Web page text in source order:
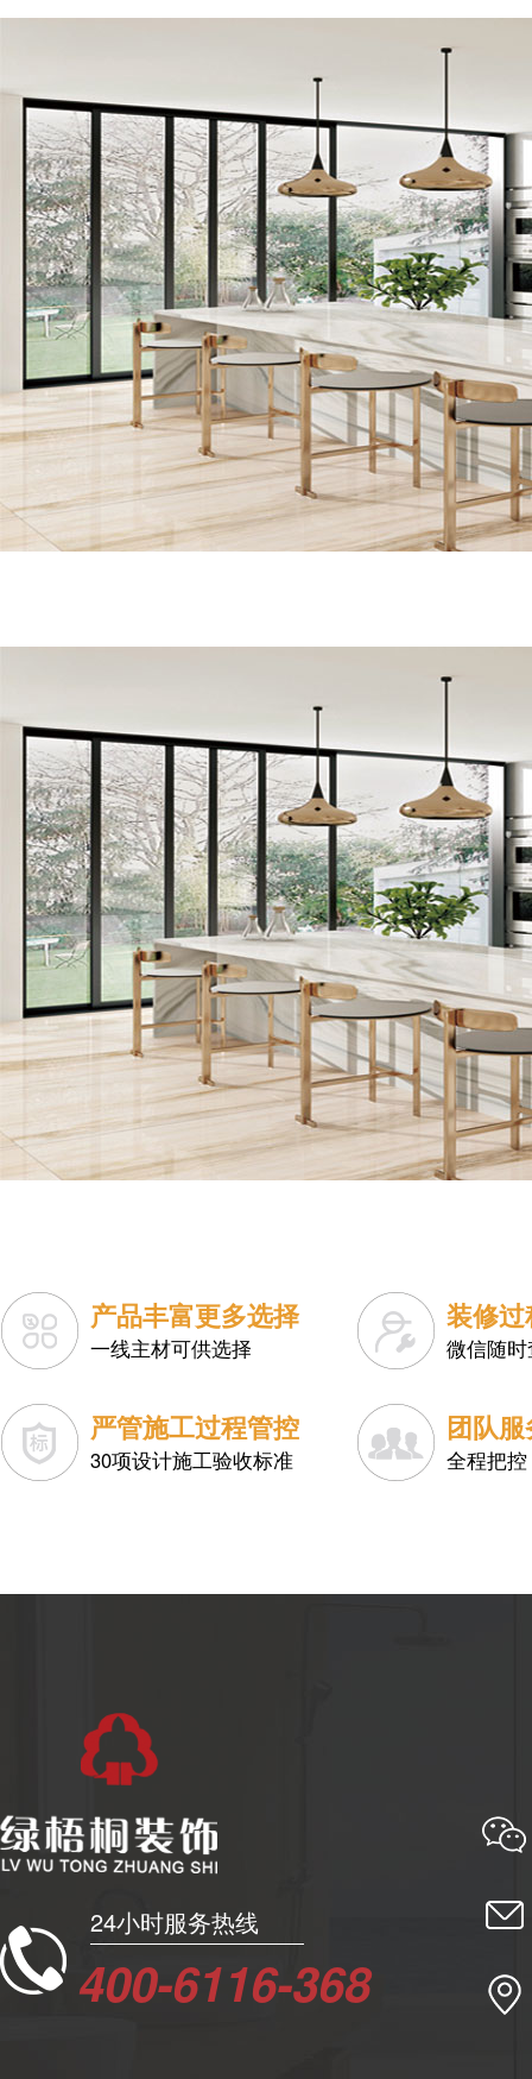
产品丰富更多选择
一线主材可供选择
装修
微信随
严管施工过程管控
30项设计施工验收标准
团队
全程把
24小时服务热线
400-6116-368